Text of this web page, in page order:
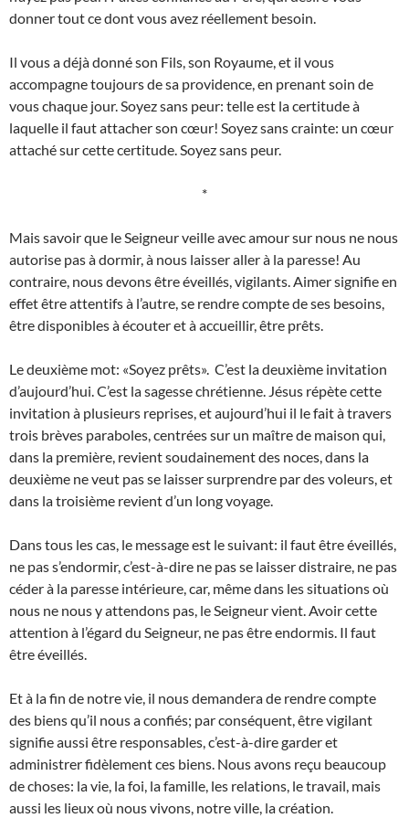
donner tout ce dont vous avez réellement besoin.
Il vous a déjà donné son Fils, son Royaume, et il vous
accompagne toujours de sa providence, en prenant soin de
vous chaque jour. Soyez sans peur: telle est la certitude à
laquelle il faut attacher son cœur! Soyez sans crainte: un cœur
attaché sur cette certitude. Soyez sans peur.
*
Mais savoir que le Seigneur veille avec amour sur nous ne nous
autorise pas à dormir, à nous laisser aller à la paresse! Au
contraire, nous devons être éveillés, vigilants. Aimer signifie en
effet être attentifs à l’autre, se rendre compte de ses besoins,
être disponibles à écouter et à accueillir, être prêts.
Le deuxième mot: «Soyez prêts». C’est la deuxième invitation
d’aujourd’hui. C’est la sagesse chrétienne. Jésus répète cette
invitation à plusieurs reprises, et aujourd’hui il le fait à travers
trois brèves paraboles, centrées sur un maître de maison qui,
dans la première, revient soudainement des noces, dans la
deuxième ne veut pas se laisser surprendre par des voleurs, et
dans la troisième revient d’un long voyage.
Dans tous les cas, le message est le suivant: il faut être éveillés,
ne pas s’endormir, c’est-à-dire ne pas se laisser distraire, ne pas
céder à la paresse intérieure, car, même dans les situations où
nous ne nous y attendons pas, le Seigneur vient. Avoir cette
attention à l’égard du Seigneur, ne pas être endormis. Il faut
être éveillés.
Et à la fin de notre vie, il nous demandera de rendre compte
des biens qu’il nous a confiés; par conséquent, être vigilant
signifie aussi être responsables, c’est-à-dire garder et
administrer fidèlement ces biens. Nous avons reçu beaucoup
de choses: la vie, la foi, la famille, les relations, le travail, mais
aussi les lieux où nous vivons, notre ville, la création.